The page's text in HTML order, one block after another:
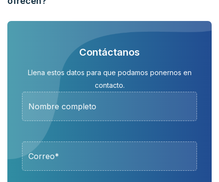
Contáctanos
Llena estos datos para que podamos ponernos en
contacto.